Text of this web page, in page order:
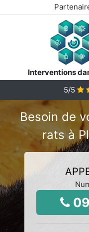
Interventions
5/5
Besoin de
rats à